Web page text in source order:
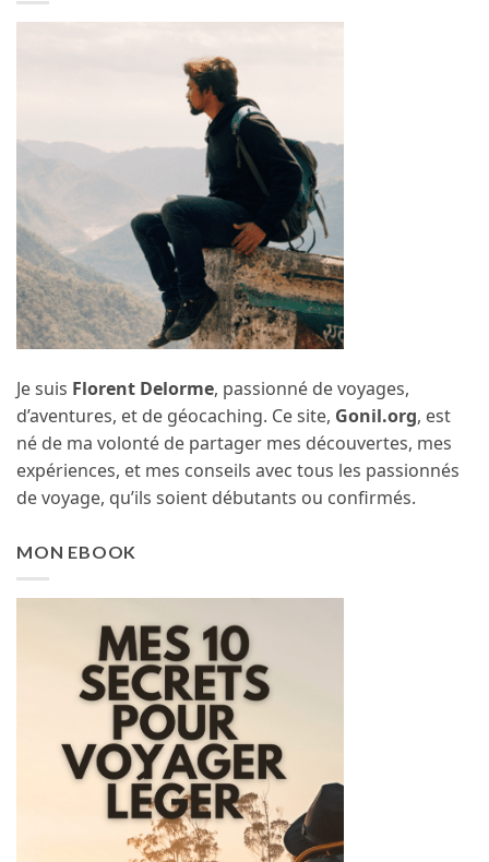
Je suis Florent Delorme, passionné de voyages,
d’aventures, et de géocaching. Ce site, Gonil.org, est
né de ma volonté de partager mes découvertes, mes
expériences, et mes conseils avec tous les passionnés
de voyage, qu’ils soient débutants ou confirmés.
MON EBOOK